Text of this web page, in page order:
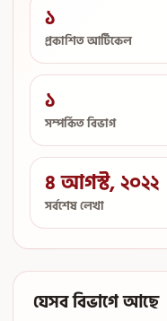
১
প্রকাশিত আর্টিকেল
১
সম্পর্কিত বিভাগ
৪ আগস্ট, ২০২২
সর্বশেষ লেখা
যেসব বিভাগে আছে